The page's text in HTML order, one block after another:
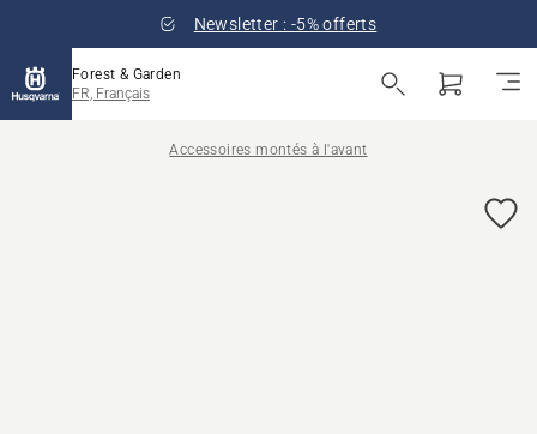
Newsletter : -5% offerts
Forest & Garden
FR, Français
Accessoires montés à l'avant